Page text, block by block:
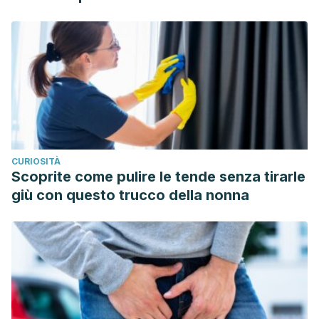
is associated with better diet quality and nutrient intake,
and lower metabolic syndrome risk in US adults: results
from the National Health and Nutrition Examination Survey.
Nutritional Journal. Enero 2013. 12: 1.
James L. J, Funnell M. P, Milner S. An afternoon snack of
berries reduces subsequent energy intake compared to
an Isoenergetic confectionary snack.
2015. 95: 132-7.
Lutgarda Bozzetto, Giuseppina Costabile, Giuseppe Della
Pepa, Paola Ciciola, Claudia Vetrani, Marilena Vitale,
Angela A. Rivellese, Giovanni Annuzzi. Dietary Fibre as a
Unifying Remedy for the Whole Spectrum of Obesity-
Associated Cardiovascular Risk.
Nutrients.
Julio 2018. 10
(7): 943. ncbi.nlm.nih.gov/pmc/articles/PMC5707667/
Mattes R. D, Campbell W. W. Effects of food form and timing
of ingestion on appetite and energy intake in lean and
CURIOSITÀ
Scoprite come pulire le tende senza tirarle
giù con questo trucco della nonna